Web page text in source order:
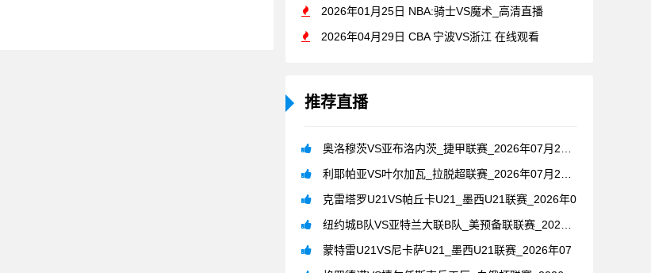
2026年01月25日 NBA:骑士VS魔术_高清直播
2026年04月29日 CBA 宁波VS浙江 在线观看
推荐直播
奥洛穆茨VS亚布洛内茨_捷甲联赛_2026年07月26日
利耶帕亚VS叶尔加瓦_拉脱超联赛_2026年07月26日
克雷塔罗U21VS帕丘卡U21_墨西U21联赛_2026年0
纽约城B队VS亚特兰大联B队_美预备联联赛_2026年07月
蒙特雷U21VS尼卡萨U21_墨西U21联赛_2026年07